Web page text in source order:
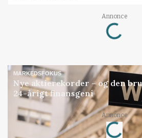
Annonce
Loading...
MARKEDSFOKUS
Nye aktierekorder – og den
24-årigt finansgeni
Annonce
Loading...